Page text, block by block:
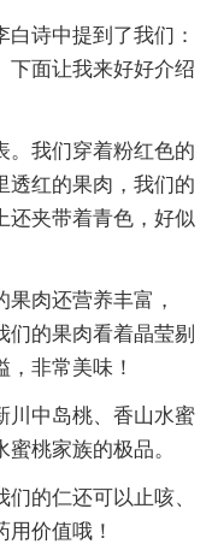
诗中提到了我们：
下面让我来好好介绍
。我们穿着粉红色的
透红的果肉，我们的
还夹带着青色，好似
肉还营养丰富，
的果肉看着晶莹剔
非常美味！
川中岛桃、香山水蜜
桃家族的极品。
的仁还可以止咳、
价值哦！